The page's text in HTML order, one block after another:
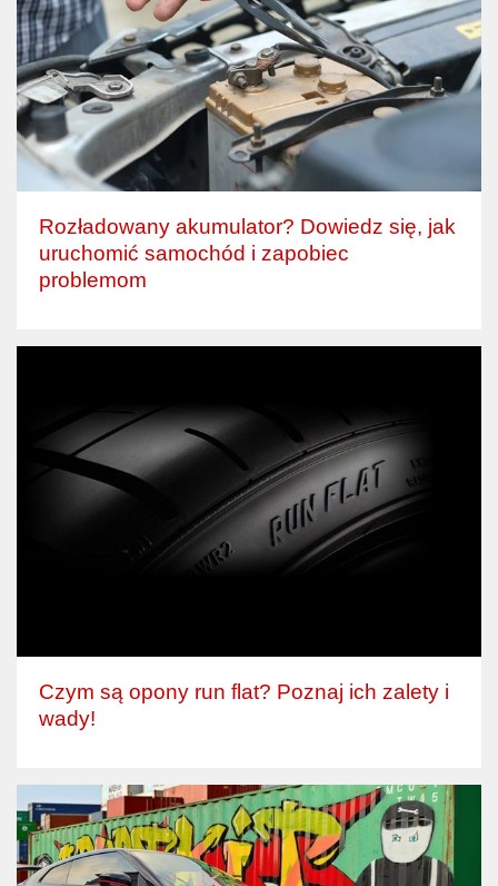
Rozładowany akumulator? Dowiedz się, jak
uruchomić samochód i zapobiec
problemom
Czym są opony run flat? Poznaj ich zalety i
wady!